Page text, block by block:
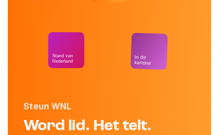
Steun WNL
Word lid. Het telt.
Stand van
Nederland
In de
kantine